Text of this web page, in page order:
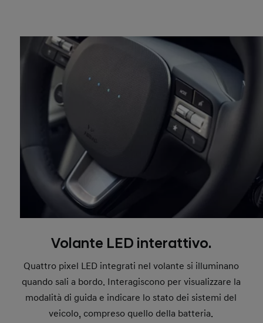
Volante LED interattivo.
Quattro pixel LED integrati nel volante si illuminano
quando sali a bordo. Interagiscono per visualizzare la
modalità di guida e indicare lo stato dei sistemi del
veicolo, compreso quello della batteria.